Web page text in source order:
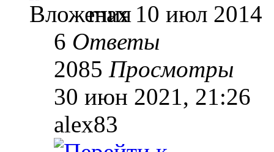
max10 июл 2014
6 Ответы
2085 Просмотры
30 июн 2021, 21:26
alex83